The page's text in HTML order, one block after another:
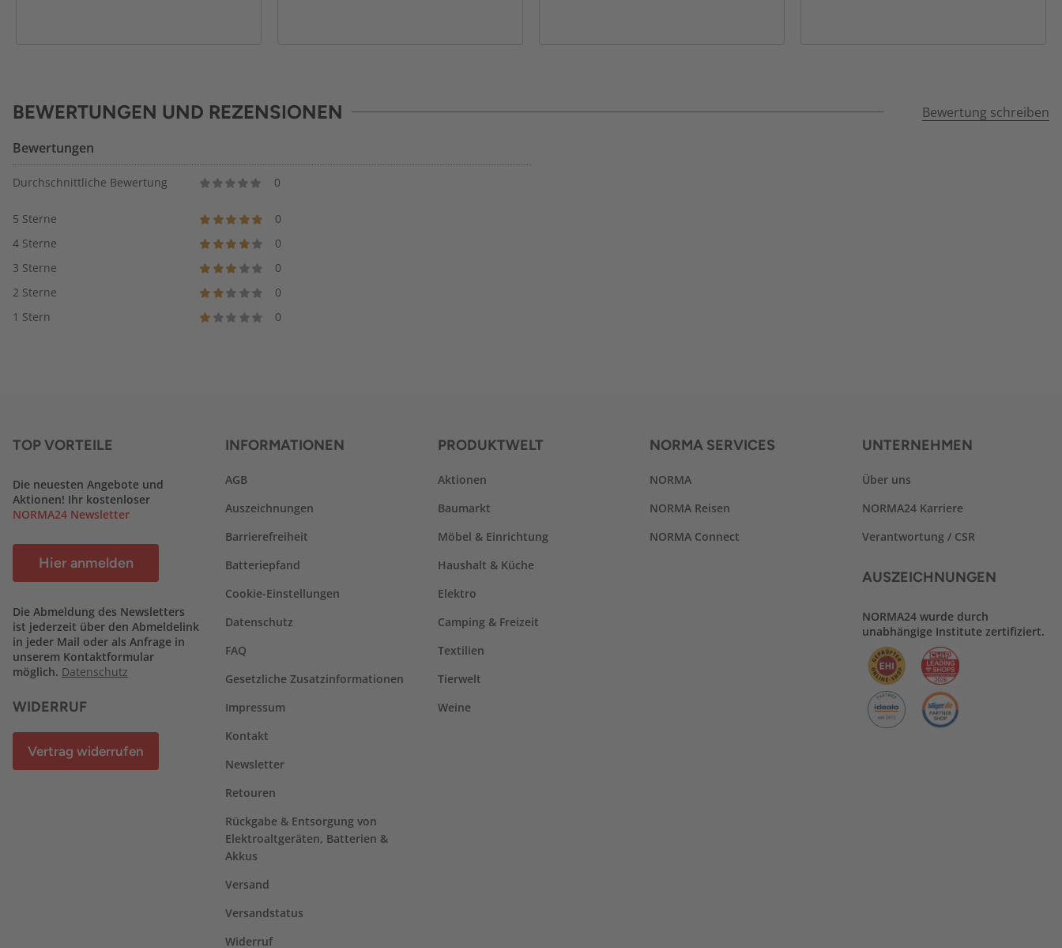
BEWERTUNGEN UND REZENSIONEN Bewertung schreiben
Bewertungen
Durchschnittliche Bewertung 0
5 Sterne
0
4 Sterne
0
3 Sterne
0
2 Sterne
0
1 Stern
0
TOP VORTEILE
Die neuesten Angebote und
Aktionen! Ihr kostenloser
NORMA24 Newsletter
Hier anmelden
Die Abmeldung des Newsletters
ist jederzeit über den Abmeldelink
in jeder Mail oder als Anfrage in
unserem Kontaktformular
möglich. Datenschutz
WIDERRUF
Vertrag widerrufen
INFORMATIONEN
AGB
Auszeichnungen
Barrierefreiheit
Batteriepfand
Cookie-Einstellungen
Datenschutz
FAQ
Gesetzliche Zusatzinformationen
Impressum
Kontakt
Newsletter
Retouren
Rückgabe & Entsorgung von
Elektroaltgeräten, Batterien &
Akkus
Versand
Versandstatus
Widerruf
PRODUKTWELT
Aktionen
Baumarkt
Möbel & Einrichtung
Haushalt & Küche
Elektro
Camping & Freizeit
Textilien
Tierwelt
Weine
NORMA SERVICES
NORMA
NORMA Reisen
NORMA Connect
UNTERNEHMEN
Über uns
NORMA24 Karriere
Verantwortung / CSR
AUSZEICHNUNGEN
NORMA24 wurde durch
unabhängige Institute zertifiziert.